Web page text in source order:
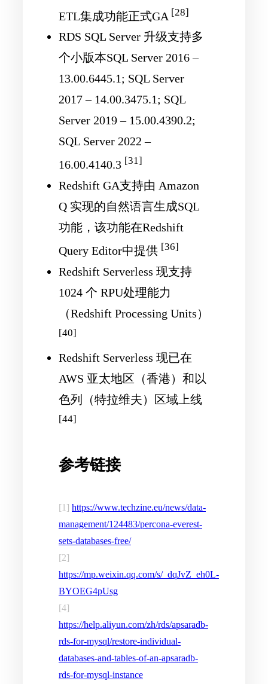
ETL集成功能正式GA [28]
RDS SQL Server 升级支持多
个小版本SQL Server 2016 –
13.00.6445.1; SQL Server
2017 – 14.00.3475.1; SQL
Server 2019 – 15.00.4390.2;
SQL Server 2022 –
16.00.4140.3 [31]
Redshift GA支持由 Amazon
Q 实现的自然语言生成SQL
功能，该功能在Redshift
Query Editor中提供 [36]
Redshift Serverless 现支持
1024 个 RPU处理能力
（Redshift Processing Units）
[40]
Redshift Serverless 现已在
AWS 亚太地区（香港）和以
色列（特拉维夫）区域上线
[44]
参考链接
[1] https://www.techzine.eu/news/data-
management/124483/percona-everest-
sets-databases-free/
[2]
https://mp.weixin.qq.com/s/_dqJvZ_eh0L-
BYOEG4pUsg
[4]
https://help.aliyun.com/zh/rds/apsaradb-
rds-for-mysql/restore-individual-
databases-and-tables-of-an-apsaradb-
rds-for-mysql-instance